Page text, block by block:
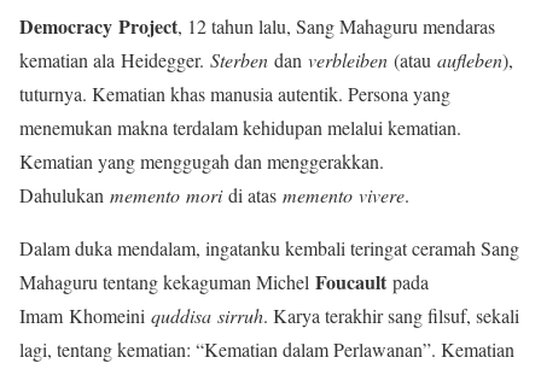
Democracy Project, 12 tahun lalu, Sang Mahaguru mendaras
kematian ala Heidegger. Sterben dan verbleiben (atau aufleben),
tuturnya. Kematian khas manusia autentik. Persona yang
menemukan makna terdalam kehidupan melalui kematian.
Kematian yang menggugah dan menggerakkan.
Dahulukan memento moridi atas memento vivere.
Dalam duka mendalam, ingatanku kembali teringat ceramah Sang
Mahaguru tentang kekaguman Michel Foucault pada
Imam Khomeini quddisa sirruh. Karya terakhir sang filsuf, sekali
lagi, tentang kematian: “Kematian dalam Perlawanan”. Kematian